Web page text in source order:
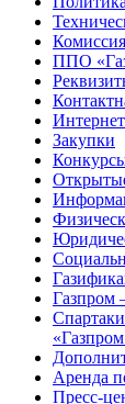
ППО
Закупки
Газпром
Аренда
Пресс-